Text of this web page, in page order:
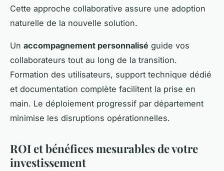
Cette approche collaborative assure une adoption
naturelle de la nouvelle solution.
Un accompagnement personnalisé guide vos
collaborateurs tout au long de la transition.
Formation des utilisateurs, support technique dédié
et documentation complète facilitent la prise en
main. Le déploiement progressif par département
minimise les disruptions opérationnelles.
ROI et bénéfices mesurables de votre
investissement